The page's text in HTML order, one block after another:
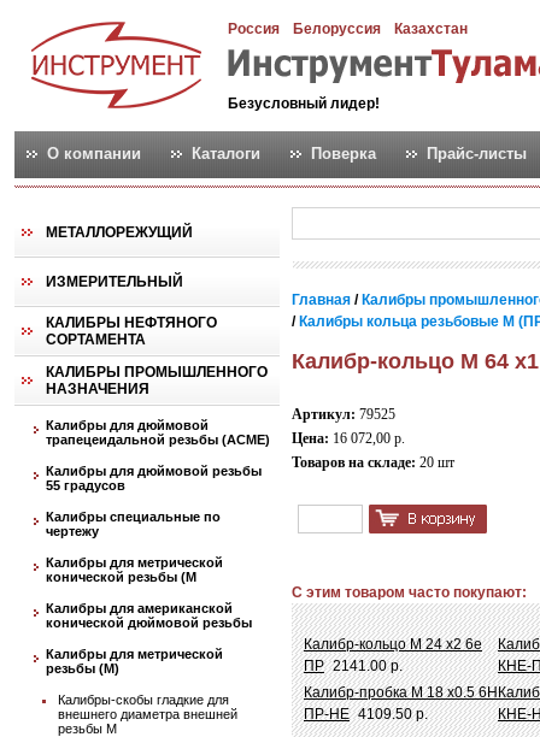
Россия Белоруссия Казахстан
Безусловный лидер!
О компании Каталоги Поверка Прайс-листы
МЕТАЛЛОРЕЖУЩИЙ
ИЗМЕРИТЕЛЬНЫЙ
КАЛИБРЫ НЕФТЯНОГО
СОРТАМЕНТА
КАЛИБРЫ ПРОМЫШЛЕННОГО
НАЗНАЧЕНИЯ
Калибры для дюймовой
трапецеидальной резьбы (АСМЕ)
Калибры для дюймовой резьбы
55 градусов
Калибры специальные по
чертежу
Калибры для метрической
конической резьбы (М
Калибры для американской
конической дюймовой резьбы
Калибры для метрической
резьбы (М)
Калибры-скобы гладкие для
внешнего диаметра внешней
резьбы М
Главная / Калибры
/ Калибры кольца резьбовые М
Калибр-кольцо М 64
Артикул: 79525
Цена: 16 072,00 р.
Товаров на складе: 20 шт
С этим товаром часто покупают:
Калибр-кольцо М 24 х2 6e
ПР 2141.00 р.
КНЕ-
Калибр-пробка М 18 х0.5 6Н
ПР-НЕ 4109.50 р.
КНЕ-